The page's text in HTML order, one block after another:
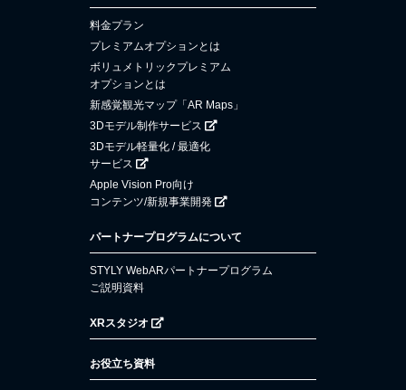
料金プラン
プレミアムオプションとは
ボリュメトリックプレミアム
オプションとは
新感覚観光マップ「AR Maps」
3Dモデル制作サービス
3Dモデル軽量化 / 最適化
サービス
Apple Vision Pro向け
コンテンツ/新規事業開発
パートナープログラムについて
STYLY WebARパートナープログラム
ご説明資料
XRスタジオ
お役立ち資料